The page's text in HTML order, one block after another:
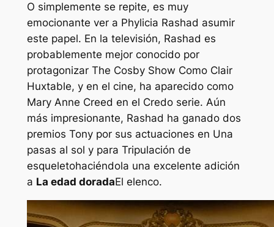
O simplemente se repite, es muy
emocionante ver a Phylicia Rashad asumir
este papel. En la televisión, Rashad es
probablemente mejor conocido por
protagonizar The Cosby Show Como Clair
Huxtable, y en el cine, ha aparecido como
Mary Anne Creed en el Credoserie. Aún
más impresionante, Rashad ha ganado dos
premios Tony por sus actuaciones en Una
pasas al sol y para Tripulación de
esqueletohaciéndola una excelente adición
a La edad doradaEl elenco.